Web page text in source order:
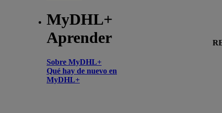
MyDHL+
Aprender
Sobre MyDHL+
Qué hay de nuevo en
MyDHL+